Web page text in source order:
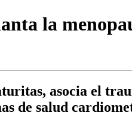
la
asocia el
de salud